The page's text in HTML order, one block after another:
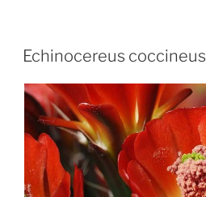
Echinocereus coccineus